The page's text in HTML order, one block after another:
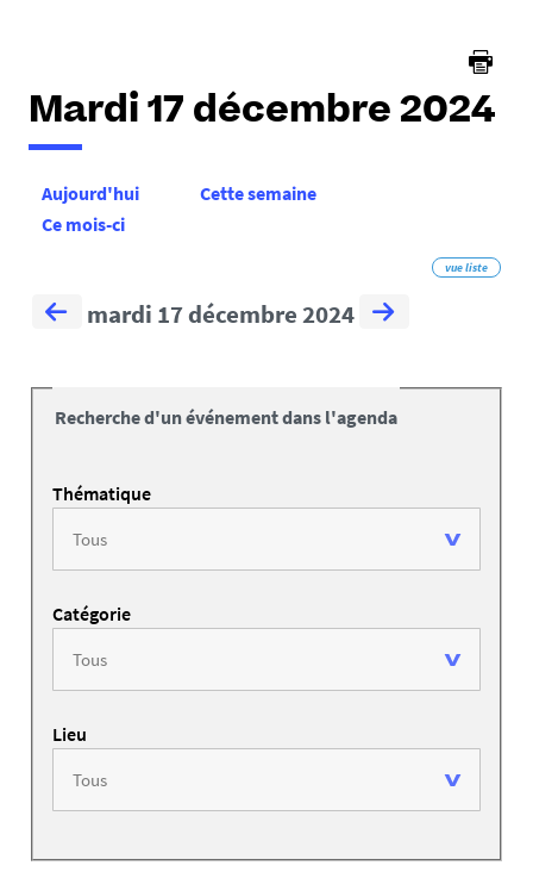
Mardi 17 décembre 2024
Aujourd'hui
Cette semaine
Ce mois-ci
vue liste
mardi 17 décembre 2024
Recherche d'un événement dans l'agenda
Thématique
Catégorie
Lieu